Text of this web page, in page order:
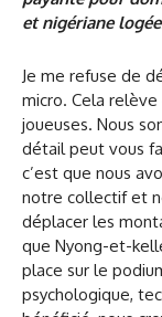
et nigériane
Je me refuse de
micro. Cela
joueuses. Nous
détail peut vous
c’est que nous
notre collectif et
déplacer les
que Nyong-et-
place sur le
psychologique,